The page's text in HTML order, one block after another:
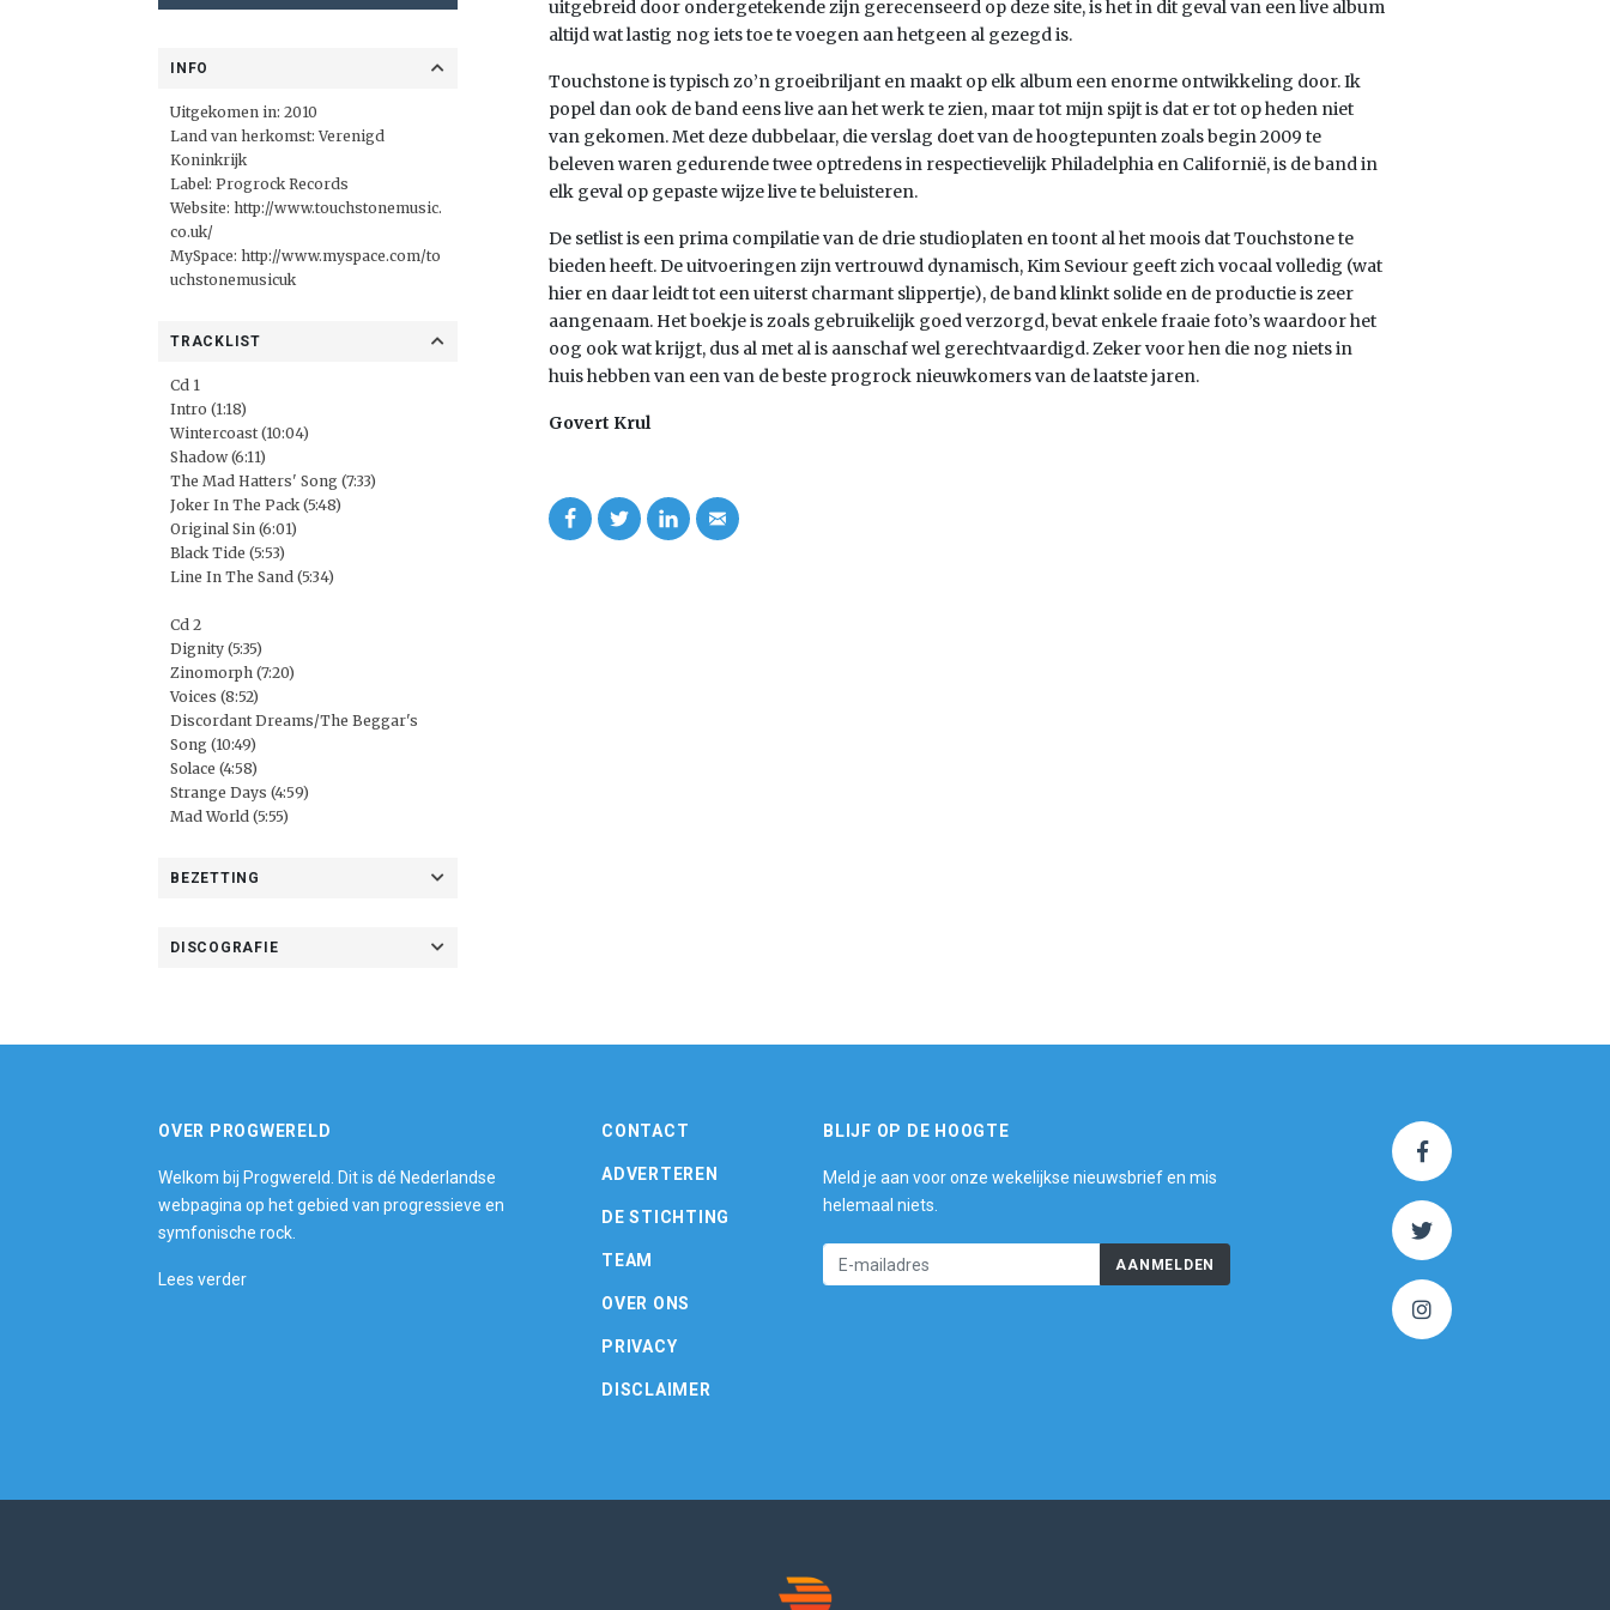
INFO
Uitgekomen in: 2010
Land van herkomst: Verenigd
Koninkrijk
Label: Progrock Records
Website: http://www.touchstonemusic.
co.uk/
MySpace: http://www.myspace.com/to
uchstonemusicuk
TRACKLIST
Cd 1
Intro (1:18)
Wintercoast (10:04)
Shadow (6:11)
The Mad Hatters' Song (7:33)
Joker In The Pack (5:48)
Original Sin (6:01)
Black Tide (5:53)
Line In The Sand (5:34)
Cd 2
Dignity (5:35)
Zinomorph (7:20)
Voices (8:52)
Discordant Dreams/The Beggar's
Song (10:49)
Solace (4:58)
Strange Days (4:59)
Mad World (5:55)
BEZETTING
DISCOGRAFIE
uitgebreid door ondergetekende zijn gerecenseerd op deze site, is het in dit geval van een live album
altijd wat lastig nog iets toe te voegen aan hetgeen al gezegd is.
Touchstone is typisch zo’n groeibriljant en maakt op elk album een enorme ontwikkeling door. Ik
popel dan ook de band eens live aan het werk te zien, maar tot mijn spijt is dat er tot op heden niet
van gekomen. Met deze dubbelaar, die verslag doet van de hoogtepunten zoals begin 2009 te
beleven waren gedurende twee optredens in respectievelijk Philadelphia en Californië, is de band in
elk geval op gepaste wijze live te beluisteren.
De setlist is een prima compilatie van de drie studioplaten en toont al het moois dat Touchstone te
bieden heeft. De uitvoeringen zijn vertrouwd dynamisch, Kim Seviour geeft zich vocaal volledig (wat
hier en daar leidt tot een uiterst charmant slippertje), de band klinkt solide en de productie is zeer
aangenaam. Het boekje is zoals gebruikelijk goed verzorgd, bevat enkele fraaie foto’s waardoor het
oog ook wat krijgt, dus al met al is aanschaf wel gerechtvaardigd. Zeker voor hen die nog niets in
huis hebben van een van de beste progrock nieuwkomers van de laatste jaren.
Govert Krul
OVER PROGWERELD
Welkom bij Progwereld. Dit is dé Nederlandse
webpagina op het gebied van progressieve en
symfonische rock.
Lees verder
CONTACT
ADVERTEREN
DE STICHTING
TEAM
OVER ONS
PRIVACY
DISCLAIMER
BLIJF OP DE HOOGTE
Meld je aan voor onze wekelijkse nieuwsbrief en mis
helemaal niets.
AANMELDEN